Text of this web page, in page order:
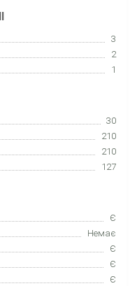
3
2
1
30
210
210
127
Є
Немає
Є
Є
Є